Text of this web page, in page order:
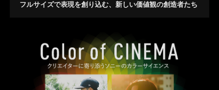
フルサイズで表現を創り込む、新しい価値観の創造者たち